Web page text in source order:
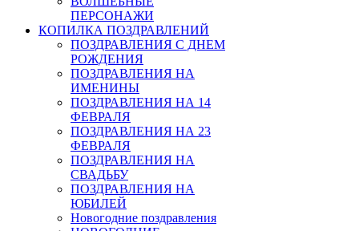
ПЕРСОНАЖИ
КОПИЛКА ПОЗДРАВЛЕНИЙ
ПОЗДРАВЛЕНИЯ С ДНЕМ
РОЖДЕНИЯ
ПОЗДРАВЛЕНИЯ НА
ИМЕНИНЫ
ПОЗДРАВЛЕНИЯ НА 14
ФЕВРАЛЯ
ПОЗДРАВЛЕНИЯ НА 23
ФЕВРАЛЯ
ПОЗДРАВЛЕНИЯ НА
СВАДЬБУ
ПОЗДРАВЛЕНИЯ НА
ЮБИЛЕЙ
Новогодние поздравления